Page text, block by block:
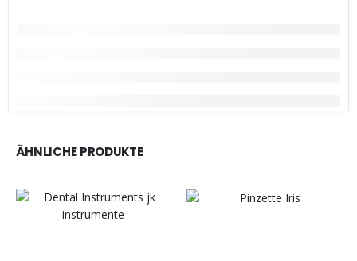
ÄHNLICHE PRODUKTE